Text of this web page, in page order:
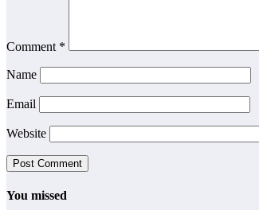
Comment *
Name
Email
Website
You missed